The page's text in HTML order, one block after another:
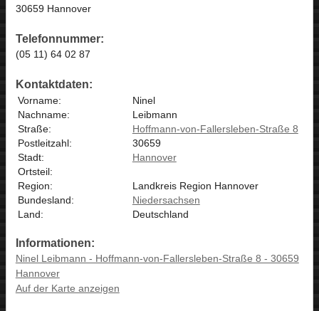
30659 Hannover
Telefonnummer:
(05 11) 64 02 87
Kontaktdaten:
Vorname:
Ninel
Nachname:
Leibmann
Straße:
Hoffmann-von-Fallersleben-Straße 8
Postleitzahl:
30659
Stadt:
Hannover
Ortsteil:
Region:
Landkreis Region Hannover
Bundesland:
Niedersachsen
Land:
Deutschland
Informationen:
Ninel Leibmann - Hoffmann-von-Fallersleben-Straße 8 - 30659
Hannover
Auf der Karte anzeigen